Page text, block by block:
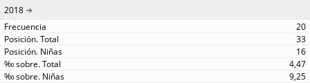
2018
20
33
16
4,47
9,25